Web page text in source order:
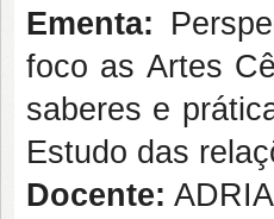
Ementa:
foco as Artes
saberes e
Estudo das
Docente: